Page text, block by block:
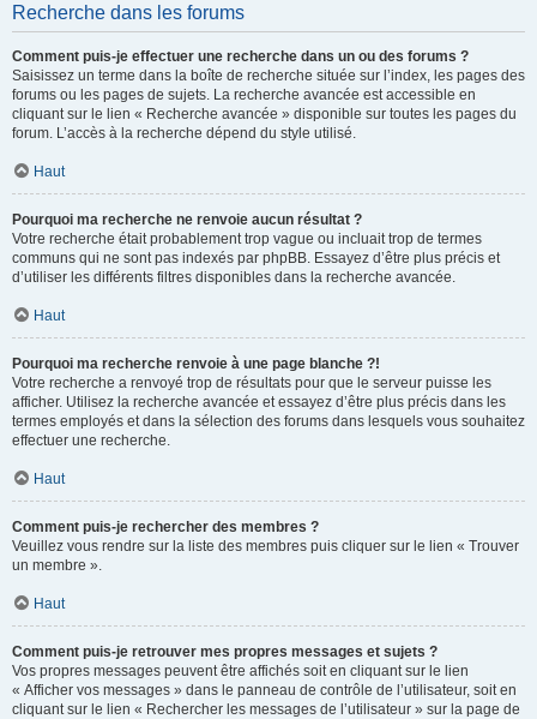
Recherche dans les forums
Comment puis-je effectuer une recherche dans un ou des forums ?
Saisissez un terme dans la boîte de recherche située sur l’index, les pages des
forums ou les pages de sujets. La recherche avancée est accessible en
cliquant sur le lien « Recherche avancée » disponible sur toutes les pages du
forum. L’accès à la recherche dépend du style utilisé.
Haut
Pourquoi ma recherche ne renvoie aucun résultat ?
Votre recherche était probablement trop vague ou incluait trop de termes
communs qui ne sont pas indexés par phpBB. Essayez d’être plus précis et
d’utiliser les différents filtres disponibles dans la recherche avancée.
Haut
Pourquoi ma recherche renvoie à une page blanche ?!
Votre recherche a renvoyé trop de résultats pour que le serveur puisse les
afficher. Utilisez la recherche avancée et essayez d’être plus précis dans les
termes employés et dans la sélection des forums dans lesquels vous souhaitez
effectuer une recherche.
Haut
Comment puis-je rechercher des membres ?
Veuillez vous rendre sur la liste des membres puis cliquer sur le lien « Trouver
un membre ».
Haut
Comment puis-je retrouver mes propres messages et sujets ?
Vos propres messages peuvent être affichés soit en cliquant sur le lien
« Afficher vos messages » dans le panneau de contrôle de l’utilisateur, soit en
cliquant sur le lien « Rechercher les messages de l’utilisateur » sur la page de